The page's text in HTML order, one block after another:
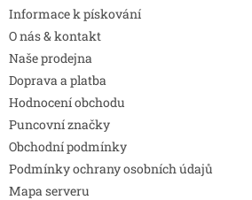
Informace k pískování
O nás & kontakt
Naše prodejna
Doprava a platba
Hodnocení obchodu
Puncovní značky
Obchodní podmínky
Podmínky ochrany osobních údajů
Mapa serveru